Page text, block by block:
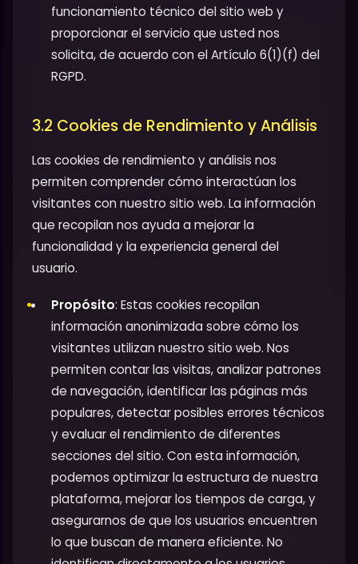
funcionamiento técnico del sitio web y
proporcionar el servicio que usted nos
solicita, de acuerdo con el Artículo 6(1)(f) del
RGPD.
3.2 Cookies de Rendimiento y Análisis
Las cookies de rendimiento y análisis nos
permiten comprender cómo interactúan los
visitantes con nuestro sitio web. La información
que recopilan nos ayuda a mejorar la
funcionalidad y la experiencia general del
usuario.
Propósito: Estas cookies recopilan
información anonimizada sobre cómo los
visitantes utilizan nuestro sitio web. Nos
permiten contar las visitas, analizar patrones
de navegación, identificar las páginas más
populares, detectar posibles errores técnicos
y evaluar el rendimiento de diferentes
secciones del sitio. Con esta información,
podemos optimizar la estructura de nuestra
plataforma, mejorar los tiempos de carga, y
asegurarnos de que los usuarios encuentren
lo que buscan de manera eficiente. No